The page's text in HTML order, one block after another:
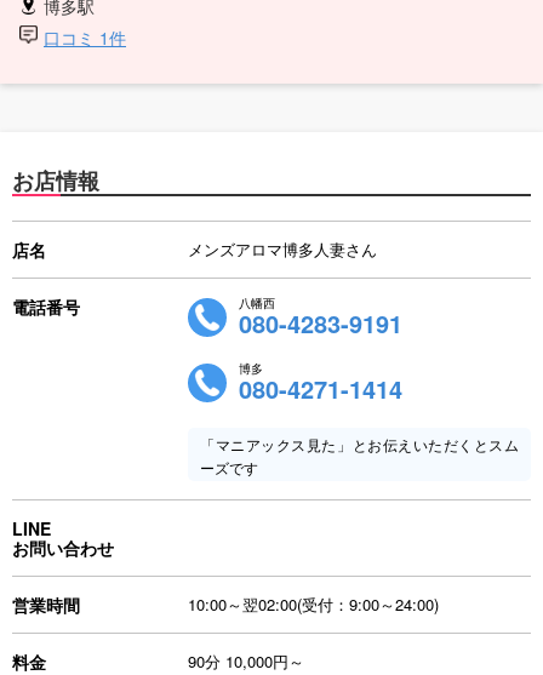
博多駅
口コミ 1件
お店情報
店名 メンズアロマ博多人妻さん
電話番号 八幡西
080-4283-9191
博多
080-4271-1414
「マニアックス見た」とお伝えいただくとスム
ーズです
LINE
お問い合わせ
営業時間 10:00～翌02:00(受付：9:00～24:00)
料金 90分 10,000円～